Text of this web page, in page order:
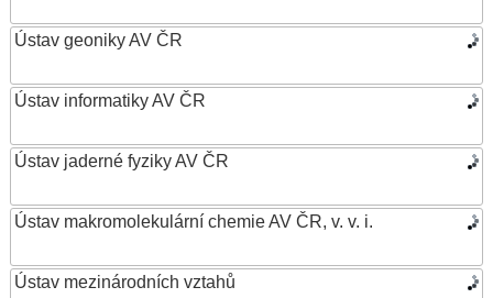
Ústav geoniky AV ČR
Ústav informatiky AV ČR
Ústav jaderné fyziky AV ČR
Ústav makromolekulární chemie AV ČR, v. v. i.
Ústav mezinárodních vztahů